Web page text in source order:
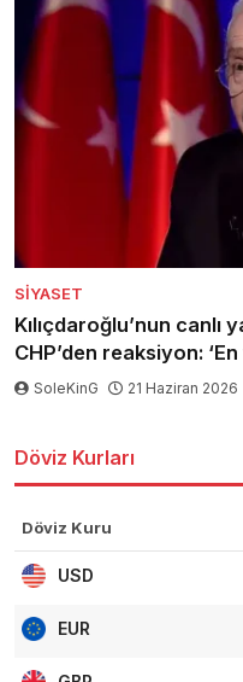
SIYASET
Kılıçdaroğlu’nun canlı
CHP’den reaksiyon:
SoleKinG 21 Haziran 2026
Döviz Kurları
Döviz Kuru
USD
EUR